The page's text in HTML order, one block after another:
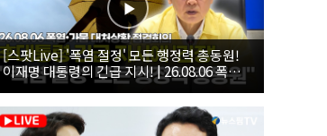
[스팟Live] '폭염 절정' 모든 행정력 총동원!
이재명 대통령의 긴급 지시! | 26.08.06 폭염•
가뭄 대처상황 점검회의